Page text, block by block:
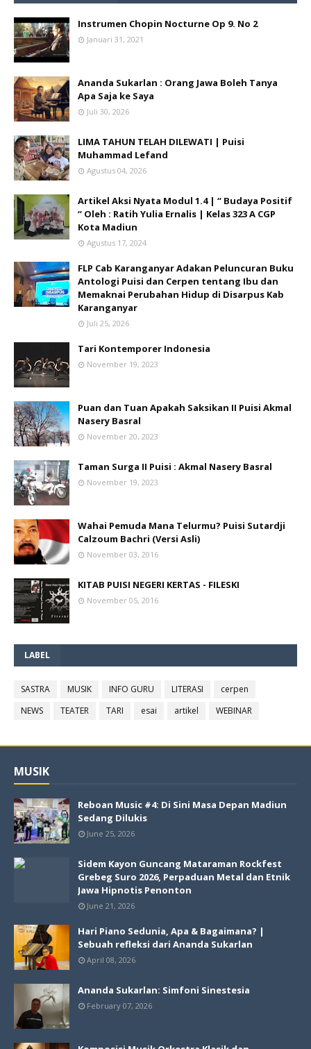
Instrumen Chopin Nocturne Op 9. No 2
Januari 31, 2021
Ananda Sukarlan : Orang Jawa Boleh Tanya
Apa Saja ke Saya
Juli 30, 2026
LIMA TAHUN TELAH DILEWATI | Puisi
Muhammad Lefand
Agustus 04, 2026
Artikel Aksi Nyata Modul 1.4 | “ Budaya Positif
“ Oleh : Ratih Yulia Ernalis | Kelas 323 A CGP
Kota Madiun
Agustus 17, 2024
FLP Cab Karanganyar Adakan Peluncuran Buku
Antologi Puisi dan Cerpen tentang Ibu dan
Memaknai Perubahan Hidup di Disarpus Kab
Karanganyar
Juli 25, 2026
Tari Kontemporer Indonesia
November 19, 2023
Puan dan Tuan Apakah Saksikan II Puisi Akmal
Nasery Basral
November 20, 2023
Taman Surga II Puisi : Akmal Nasery Basral
November 19, 2023
Wahai Pemuda Mana Telurmu? Puisi Sutardji
Calzoum Bachri (Versi Asli)
November 03, 2016
KITAB PUISI NEGERI KERTAS - FILESKI
November 05, 2016
LABEL
SASTRA MUSIK INFO GURU LITERASI
cerpen
NEWS
TEATER TARI esai artikel WEBINAR
MUSIK
Reboan Music #4: Di Sini Masa Depan Madiun
Sedang Dilukis
June 25, 2026
Sidem Kayon Guncang Mataraman Rockfest
Grebeg Suro 2026, Perpaduan Metal dan Etnik
Jawa Hipnotis Penonton
June 21, 2026
Hari Piano Sedunia, Apa & Bagaimana? |
Sebuah refleksi dari Ananda Sukarlan
April 08, 2026
Ananda Sukarlan: Simfoni Sinestesia
February 07, 2026